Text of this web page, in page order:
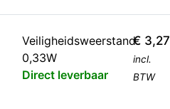
Veiligheidsweerstand
0,33W
Direct leverbaar
€ 3,27
incl.
BTW